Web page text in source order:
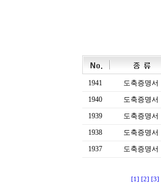
1941 도축증명서
1940
도축증명서
1939
도축증명서
1938
도축증명서
1937
도축증명서
[1] [2] [3]